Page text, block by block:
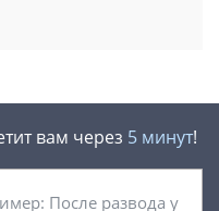
вам через 5 минут!